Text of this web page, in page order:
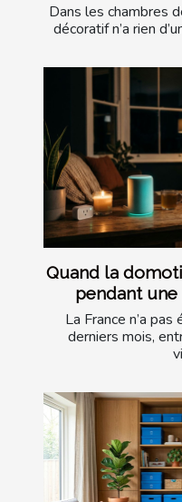
Dans les chambres
décoratif n’a rien
Quand la
pendant une
La France n’a
derniers mois,